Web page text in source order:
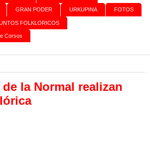
GRAN PODER URKUPINA FOTOS
FOLKLORICOS
Corsos
la Normal realizan